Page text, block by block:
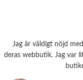
Jag är väldigt nöjd
deras webbutik. Jag var